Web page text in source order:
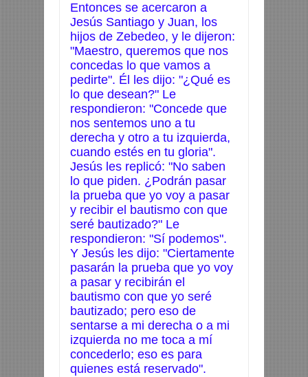
Entonces se acercaron a
Jesús Santiago y Juan, los
hijos de Zebedeo, y le dijeron:
"Maestro, queremos que nos
concedas lo que vamos a
pedirte". Él les dijo: "¿Qué es
lo que desean?" Le
respondieron: "Concede que
nos sentemos uno a tu
derecha y otro a tu izquierda,
cuando estés en tu gloria".
Jesús les replicó: "No saben
lo que piden. ¿Podrán pasar
la prueba que yo voy a pasar
y recibir el bautismo con que
seré bautizado?" Le
respondieron: "Sí podemos".
Y Jesús les dijo: "Ciertamente
pasarán la prueba que yo voy
a pasar y recibirán el
bautismo con que yo seré
bautizado; pero eso de
sentarse a mi derecha o a mi
izquierda no me toca a mí
concederlo; eso es para
quienes está reservado".